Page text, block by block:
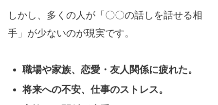
しかし、多くの人が「〇〇の話しを話せる相
手」が少ないのが現実です。
職場や家族、恋愛・友人関係に疲れた。
将来への不安、仕事のストレス。